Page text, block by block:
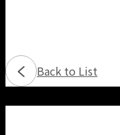
Back to List